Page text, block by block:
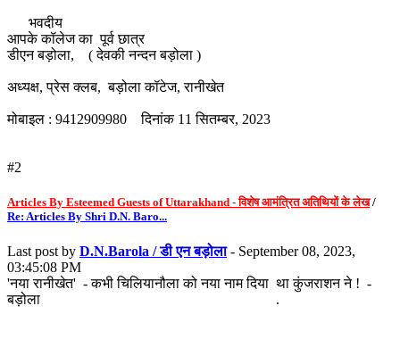
भवदीय
आपके कॉलेज का पूर्व छात्र
डीएन बड़ोला, ( देवकी नन्दन बड़ोला )
अध्यक्ष, प्रेस क्लब, बड़ोला कॉटेज, रानीखेत
मोबाइल : 9412909980 दिनांक 11 सितम्बर, 2023
#2
Articles By Esteemed Guests of Uttarakhand - विशेष आमंत्रित अतिथियों के लेख/
Re: Articles By Shri D.N. Baro...
Last post by D.N.Barola / डी एन बड़ोला - September 08, 2023,
03:45:08 PM
'नया रानीखेत' - कभी चिलियानौला को नया नाम दिया था कुंजराशन ने ! -
बड़ोला .